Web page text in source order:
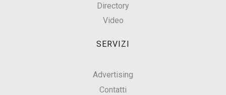
Directory
Video
SERVIZI
Advertising
Contatti